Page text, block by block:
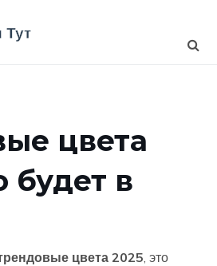
цвета
будет в
цвета 2025, это